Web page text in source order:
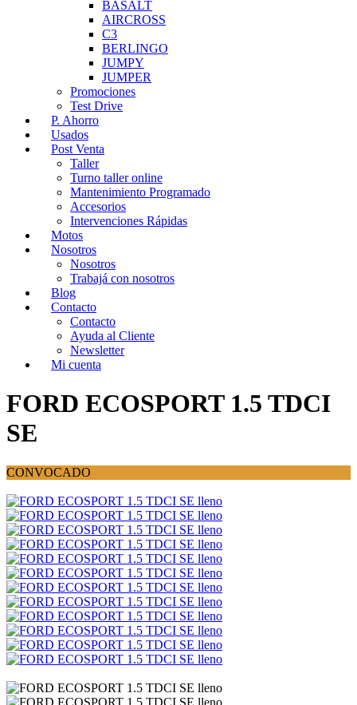
BASALT
AIRCROSS
C3
BERLINGO
JUMPY
JUMPER
Promociones
Test Drive
P. Ahorro
Usados
Post Venta
Taller
Turno taller online
Mantenimiento Programado
Accesorios
Intervenciones Rápidas
Motos
Nosotros
Nosotros
Trabajá con nosotros
Blog
Contacto
Contacto
Ayuda al Cliente
Newsletter
Mi cuenta
FORD ECOSPORT 1.5 TDCI
SE
CONVOCADO